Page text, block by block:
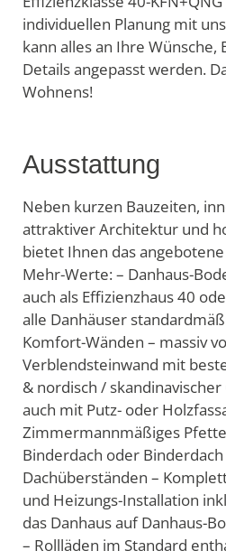
individuellen Planung mit
kann alles an Ihre Wünsche,
Details angepasst werden.
Wohnens!
Ausstattung
Neben kurzen Bauzeiten,
attraktiver Architektur und
bietet Ihnen das
Mehr-Werte: – Danhaus-
auch als Effizienzhaus 40
alle Danhäuser
Komfort-Wänden – massiv
Verblendsteinwand mit
& nordisch /
auch mit Putz- oder
Zimmermannmäßiges
Binderdach oder
Dachüberständen –
und Heizungs-Installation
das Danhaus auf Danhaus-
– Rollläden im Standard